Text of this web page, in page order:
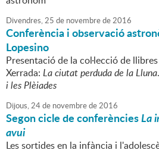
Divendres,25 de novembrede2016
Conferència i observació
Lopesino
Presentació de la col·lecció de
Xerrada: La ciutat perduda de la Lluna.
i les Plèiades
Dijous,24de novembrede2016
Segon cicle de conferènciesLa
avui
Les sortides en la infància i